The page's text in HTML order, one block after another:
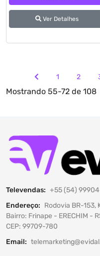
Ver Detalhes
1 2
Mostrando 55-72 de 108
Televendas: +55 (54)
Endereço: Rodovia BR-153,
Bairro: Frinape - ERECHIM -
CEP: 99709-780
Email: